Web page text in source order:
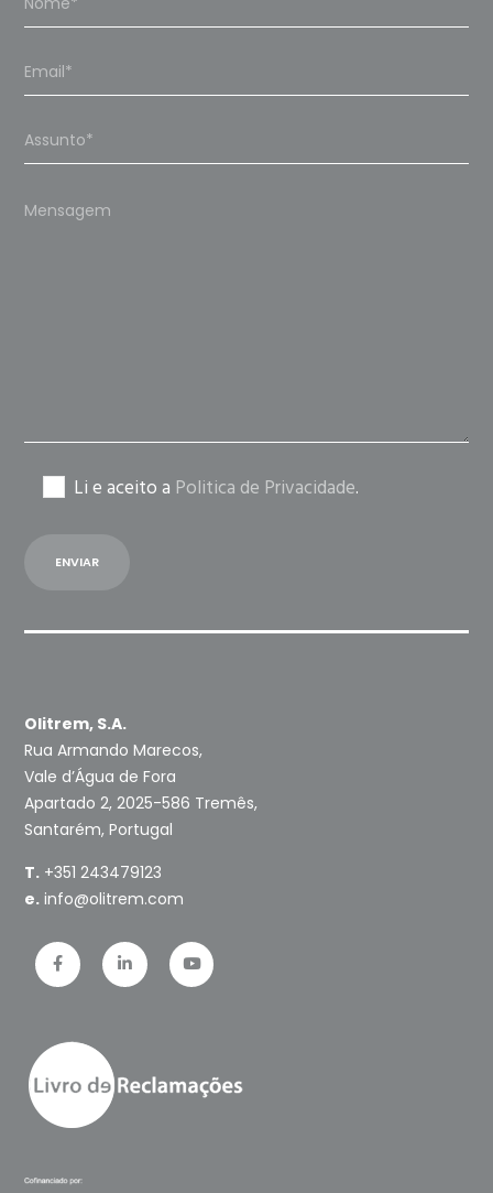
Please
Li e aceito a Politica de Privacidade.
Olitrem, S.A.
Rua Armando Marecos,
Vale d’Água de Fora
Apartado 2, 2025-586 Tremês,
Santarém, Portugal
T. +351 243479123
e. info@olitrem.com